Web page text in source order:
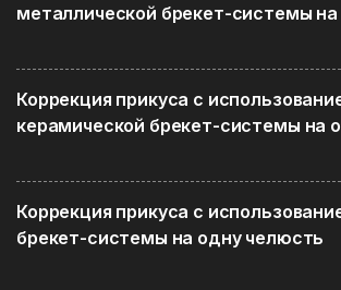
металлической брекет-системы
Коррекция прикуса с
керамической брекет-системы на
Коррекция прикуса с
брекет-системы на одну челюсть